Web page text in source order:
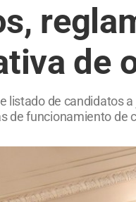
de
listado de candidatos
de funcionamiento de